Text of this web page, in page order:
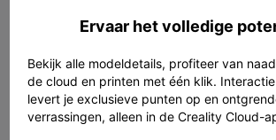
Ervaar het volledige
Bekijk alle modeldetails, profiteer van
de cloud en printen met één klik.
levert je exclusieve punten op en
verrassingen, alleen in de Creality Cloud-